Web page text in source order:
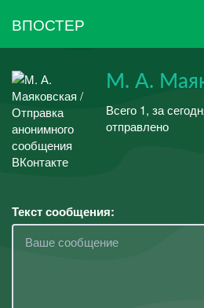
ВПОСТЕР
М. А.
Всего 1, за
отправлено
Текст сообщения: